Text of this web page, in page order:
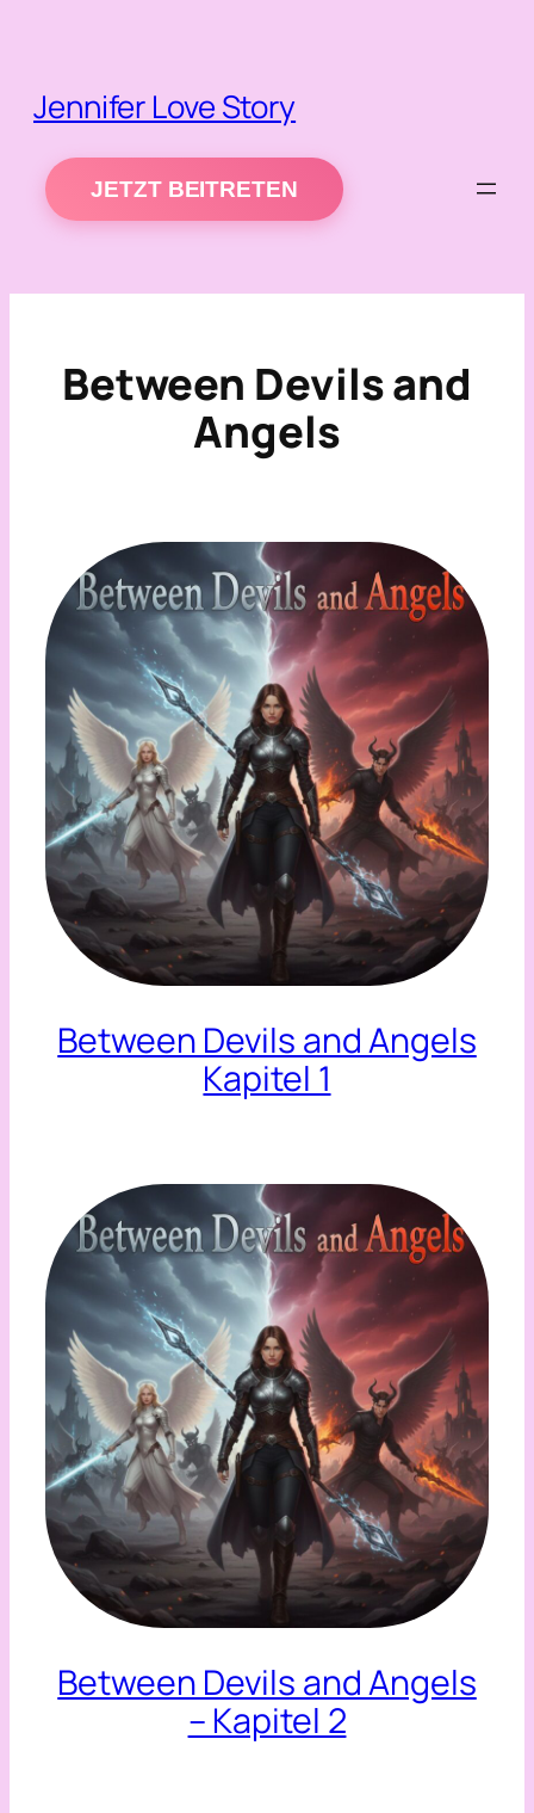
Jennifer Love Story
JETZT BEITRETEN
Between Devils and
Angels
Between Devils and Angels
Kapitel 1
Between Devils and Angels
– Kapitel 2